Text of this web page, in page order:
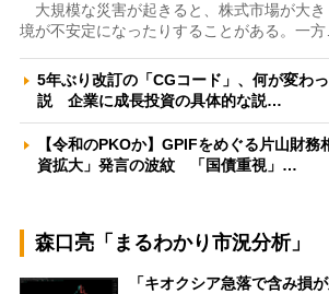
大規模な災害が起きると、株式市場が大き
境が不安定になったりすることがある。一
5年ぶり改訂の「CGコード」、何が変わ
説 企業に成長投資の具体的な説…
【令和のPKOか】GPIFをめぐる片山財務
資拡大」発言の波紋 「国債重視」…
森口亮「まるわかり市況分析」
「キオクシア急落で含み損